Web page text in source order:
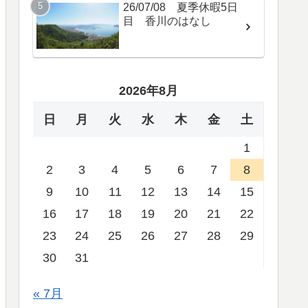
26/07/08 夏季休暇5日
目 香川のはなし
2026年8月
日 月 火 水 木 金 土
1
2
3 4 5 6 7
8
9
10 11 12 13 14
15
16
17 18 19 20 21
22
23
24 25 26 27 28
29
30
31
« 7月